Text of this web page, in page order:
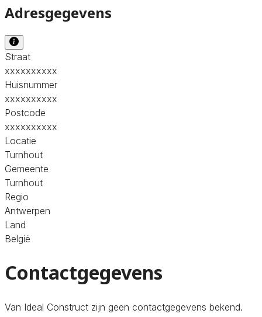
Adresgegevens
Straat
xxxxxxxxxx
Huisnummer
xxxxxxxxxx
Postcode
xxxxxxxxxx
Locatie
Turnhout
Gemeente
Turnhout
Regio
Antwerpen
Land
België
Contactgegevens
Van Ideal Construct zijn geen contactgegevens bekend.